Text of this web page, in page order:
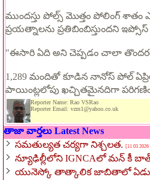
ముందస్తు పోల్స్ మొత్తం పోలింగ్ శాతం
ప్రయత్నాలను ప్రతిబింబిస్తుందని
"ఈసారి ఏది అని చెప్పడం చాలా
1,289 మందితో కూడిన నానోస్ పోల్
పాయింట్లలోపు ఖచ్చితమైనదిగా
Reporter Name: Rao VSRao
Reporter Email: vzm1@yahoo.co.uk
తాజా వార్తలు Latest News
సమతుల్యత చర్యగా నిశ్చలత.
[11 03 2026
న్యూఢిల్లీలోని IGNCAలో మన్ కీ బాత్
యునెస్కో తాత్కాలిక జాబితాలో ఏడు